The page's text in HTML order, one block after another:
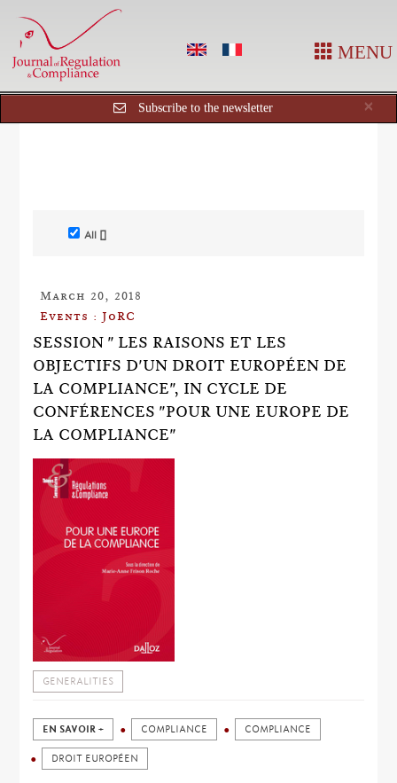
MENU
×
Subscribe to the newsletter
All []
March 20, 2018
Events : JoRC
SESSION " LES RAISONS ET LES
OBJECTIFS D'UN DROIT EUROPÉEN DE
LA COMPLIANCE", IN CYCLE DE
CONFÉRENCES "POUR UNE EUROPE DE
LA COMPLIANCE"
GENERALITIES
EN SAVOIR + COMPLIANCE COMPLIANCE
DROIT EUROPÉEN